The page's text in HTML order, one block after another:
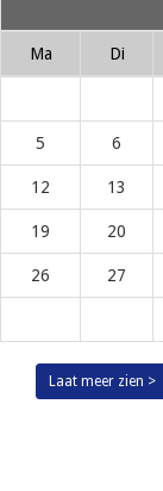
Ma Di
5 6
12 13
19 20
26 27
Laat meer zien >